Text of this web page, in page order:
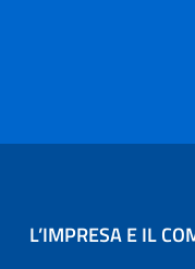
L’IMPRESA E IL